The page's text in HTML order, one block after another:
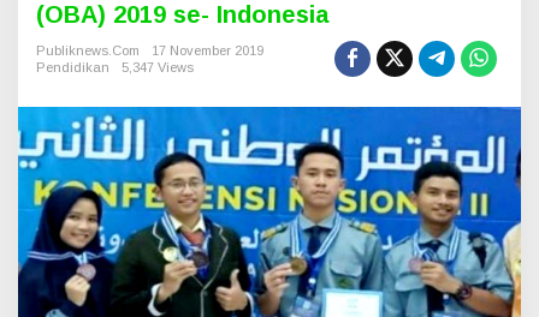
,
3
P
a
j
a
r
M
A
N
(OBA) 2019 se- Indonesia
Publiknews.com
17 November 2019
Pendidikan
5,347 Views